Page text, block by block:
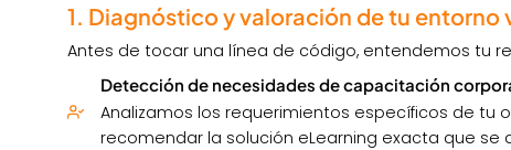
1. Diagnóstico y valoración de tu entorno
Antes de tocar una línea de código, entendemos tu
Detección de necesidades de capacitación
Analizamos los requerimientos específicos de tu
recomendar la solución eLearning exacta que se